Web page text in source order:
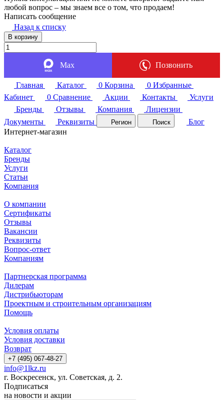
любой вопрос – мы знаем все о том, что продаем!
Написать сообщение
Назад к списку
В корзину
Max Позвонить
Главная Каталог 0 Корзина 0 Избранные
Кабинет
0 Сравнение Акции Контакты
Услуги
Бренды
Отзывы Компания
Лицензии
Документы
Реквизиты Регион Поиск
Блог
Интернет-магазин
Каталог
Бренды
Услуги
Статьи
Компания
О компании
Сертификаты
Отзывы
Вакансии
Реквизиты
Вопрос-ответ
Компаниям
Партнерская программа
Дилерам
Дистрибьюторам
Проектным и строительным организациям
Помощь
Условия оплаты
Условия доставки
Возврат
+7 (495) 067-48-27
info@1lkz.ru
г. Воскресенск, ул. Советская, д. 2.
Подписаться
на новости и акции